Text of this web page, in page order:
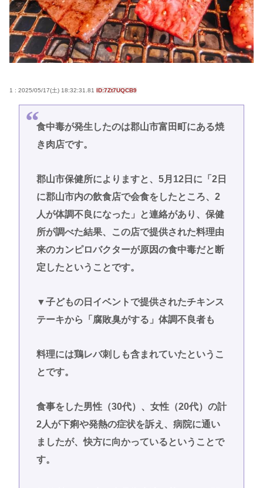
1 : 2025/05/17(土) 18:32:31.81 ID:7Zt7UQCB9
食中毒が発生したのは郡山市富田町にある焼
き肉店です。
郡山市保健所によりますと、5月12日に「2日
に郡山市内の飲食店で会食をしたところ、2
人が体調不良になった」と連絡があり、保健
所が調べた結果、この店で提供された料理由
来のカンピロバクターが原因の食中毒だと断
定したということです。
▼子どもの日イベントで提供されたチキンス
テーキから「腐敗臭がする」体調不良者も
料理には鶏レバ刺しも含まれていたというこ
とです。
食事をした男性（30代）、女性（20代）の計
2人が下痢や発熱の症状を訴え、病院に通い
ましたが、快方に向かっているということで
す。